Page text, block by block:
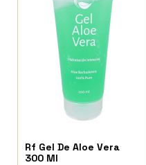
Rf Gel De Aloe Vera
300 Ml